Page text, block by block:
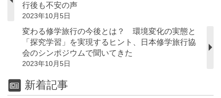
行後も不安の声
2023年10月5日
変わる修学旅行の今後とは？ 環境変化の実態と
「探究学習」を実現するヒント、日本修学旅行協
会のシンポジウムで聞いてきた
2023年10月5日
新着記事